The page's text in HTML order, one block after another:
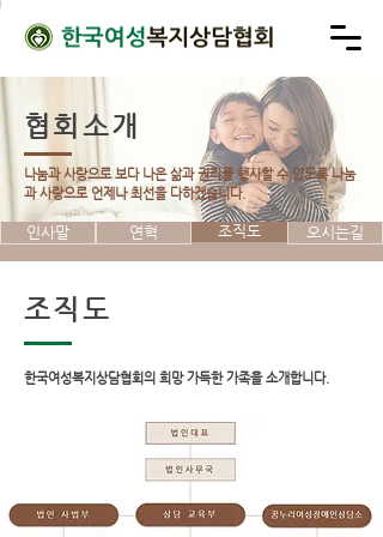
인사말 연혁 조직도 오시는길
협회소개
나눔과 사랑으로 보다 나은 삶과 권리를 행사할 수 있도록나눔
과 사랑으로 언제나 최선을 다하겠습니다.
조직도
한국여성복지상담협회의 희망 가득한 가족을 소개합니다.